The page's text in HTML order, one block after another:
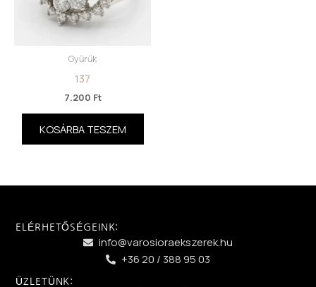
Gyűrűk
137
7.200 Ft
KOSÁRBA TESZEM
ELÉRHETŐSÉGEINK:
info@varosioraekszerek.hu
+36 20 / 388 95 03
ÜZLETÜNK: